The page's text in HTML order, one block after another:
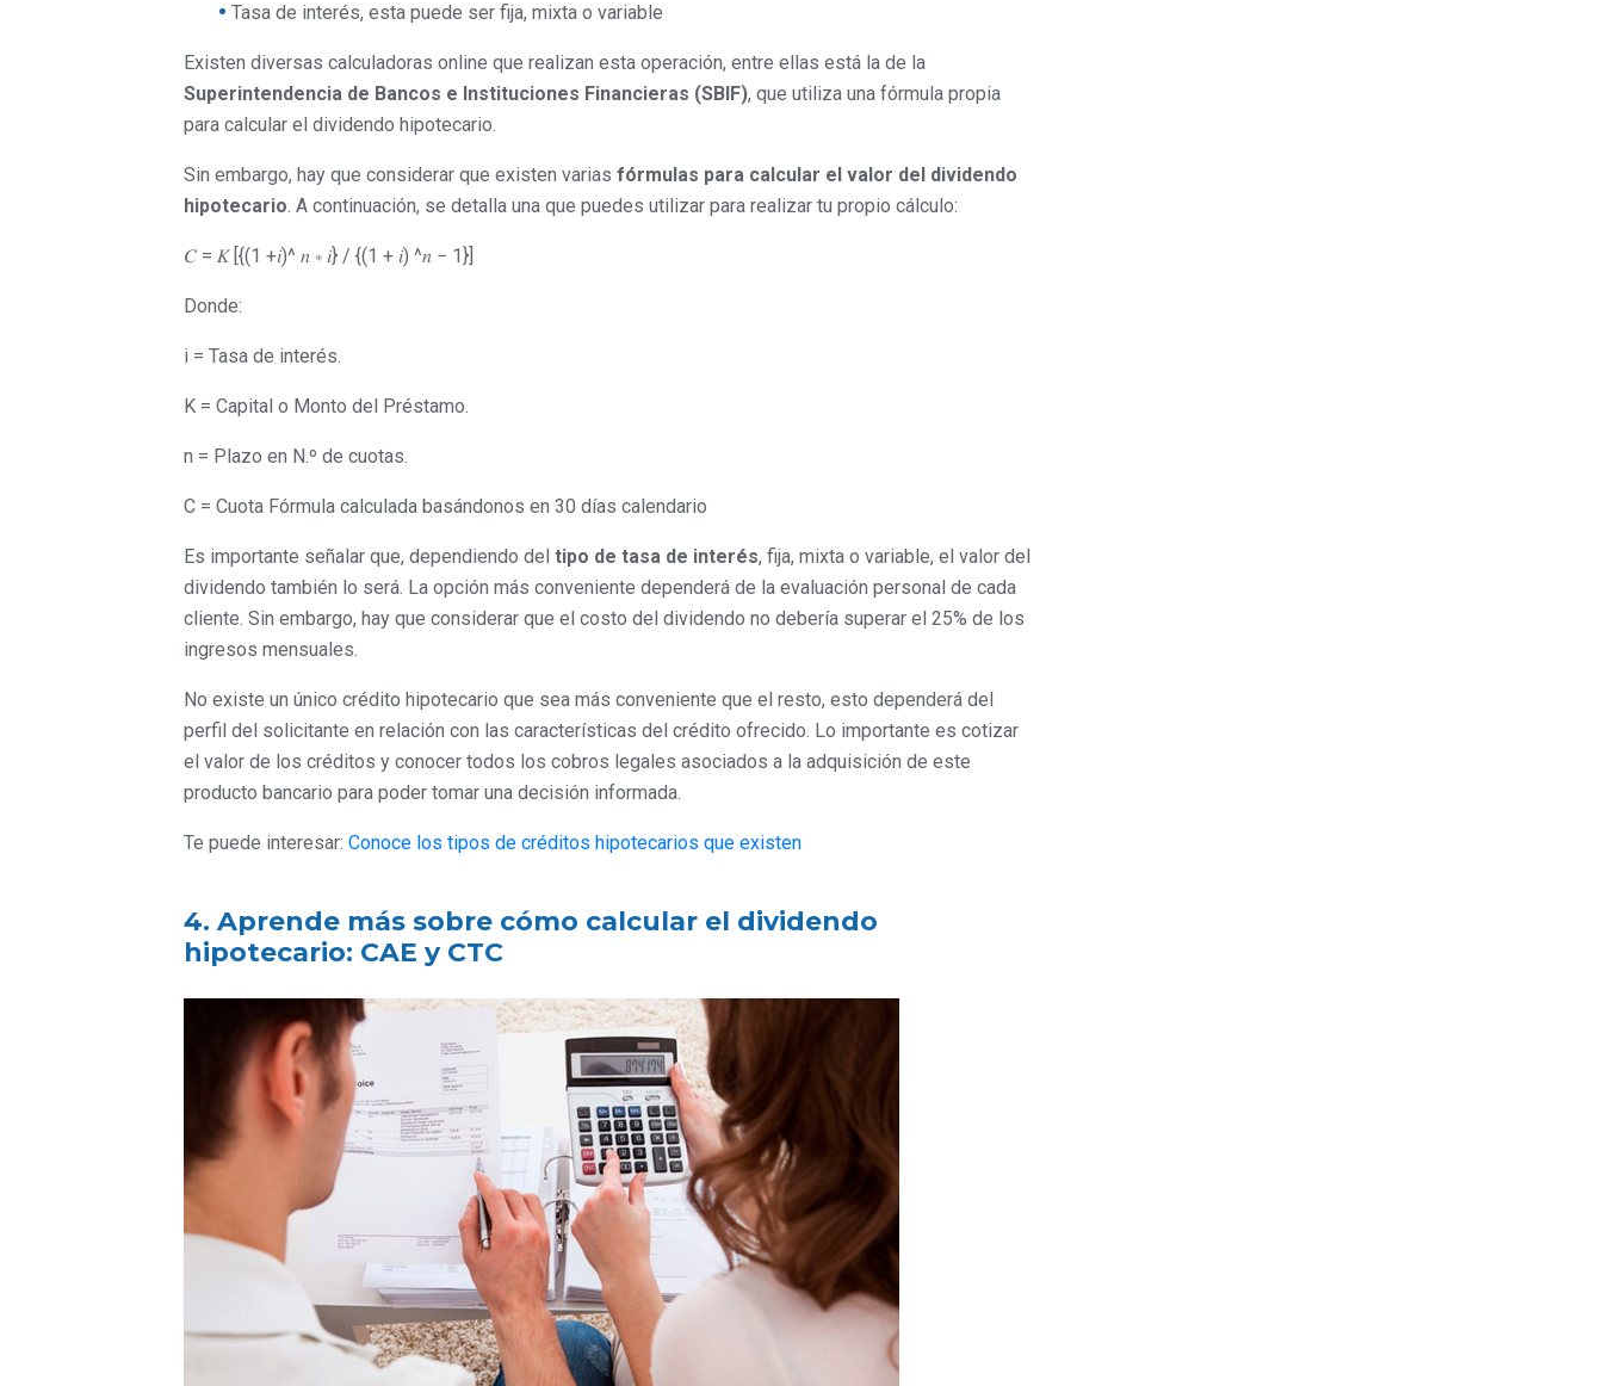
Tasa de interés, esta puede ser fija, mixta o variable
Existen diversas calculadoras online que realizan esta operación, entre ellas está la de la
Superintendencia de Bancos e Instituciones Financieras (SBIF), que utiliza una fórmula propia
para calcular el dividendo hipotecario.
Sin embargo, hay que considerar que existen varias fórmulas para calcular el valor del dividendo
hipotecario. A continuación, se detalla una que puedes utilizar para realizar tu propio cálculo:
𝐶 = 𝐾 [{(1 +𝑖)^ 𝑛 ∗ 𝑖} / {(1 + 𝑖) ^𝑛 − 1}]
Donde:
i = Tasa de interés.
K = Capital o Monto del Préstamo.
n = Plazo en N.º de cuotas.
C = Cuota Fórmula calculada basándonos en 30 días calendario
Es importante señalar que, dependiendo del tipo de tasa de interés, fija, mixta o variable, el valor del
dividendo también lo será. La opción más conveniente dependerá de la evaluación personal de cada
cliente. Sin embargo, hay que considerar que el costo del dividendo no debería superar el 25% de los
ingresos mensuales.
No existe un único crédito hipotecario que sea más conveniente que el resto, esto dependerá del
perfil del solicitante en relación con las características del crédito ofrecido. Lo importante es cotizar
el valor de los créditos y conocer todos los cobros legales asociados a la adquisición de este
producto bancario para poder tomar una decisión informada.
Te puede interesar: Conoce los tipos de créditos hipotecarios que existen
4. Aprende más sobre cómo calcular el dividendo
hipotecario: CAE y CTC